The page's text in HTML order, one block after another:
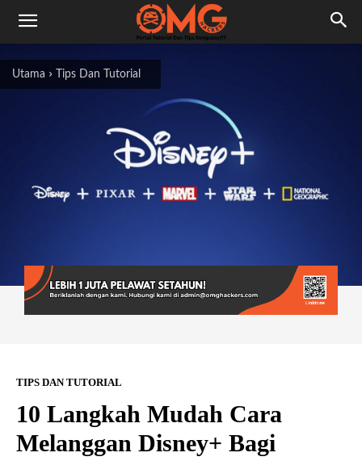
Utama Tips Dan Tutorial
TIPS DAN TUTORIAL
10 Langkah Mudah Cara
Melanggan Disney+ Bagi